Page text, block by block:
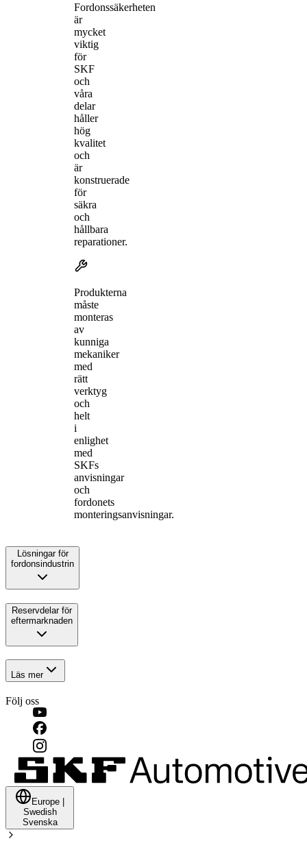
Fordonssäkerheten
är
mycket
viktig
för
SKF
och
våra
delar
håller
hög
kvalitet
och
är
konstruerade
för
säkra
och
hållbara
reparationer.
Produkterna
måste
monteras
av
kunniga
mekaniker
med
rätt
verktyg
och
helt
i
enlighet
med
SKFs
anvisningar
och
fordonets
monteringsanvisningar.
Lösningar för
fordonsindustrin
Reservdelar för
eftermarknaden
Läs mer
Följ oss
Europe
Swedish
Svenska